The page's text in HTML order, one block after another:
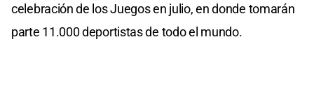
celebración de los Juegos en julio, en donde tomarán
parte 11.000 deportistas de todo el mundo.